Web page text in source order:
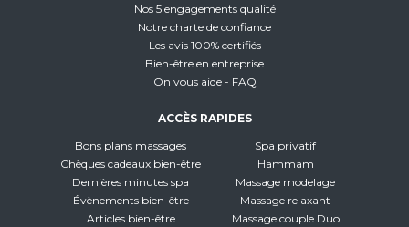
Nos 5 engagements qualité
Notre charte de confiance
Les avis 100% certifiés
Bien-être en entreprise
On vous aide - FAQ
ACCÈS RAPIDES
Bons plans massages
Chèques cadeaux bien-être
Dernières minutes spa
Évènements bien-être
Articles bien-être
Spa privatif
Hammam
Massage modelage
Massage relaxant
Massage couple Duo